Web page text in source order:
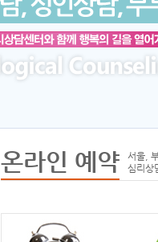
온라인 예약
서울,
심리상